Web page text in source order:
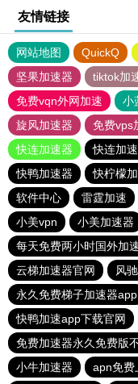
友情链接
网站地图 QuickQ
坚果加速器
tiktok加
免费vqn外网加速
小
旋风加速器
免费vps
快连加速器
快连加
快鸭加速器
快柠檬
软件中心
雷霆加速
小美vpn
小美加速器
每天免费两小时国外加
云梯加速器官网
风
永久免费梯子加速器app
快鸭加速app下载官网
免费加速器永久免费版
小牛加速器
apn免费